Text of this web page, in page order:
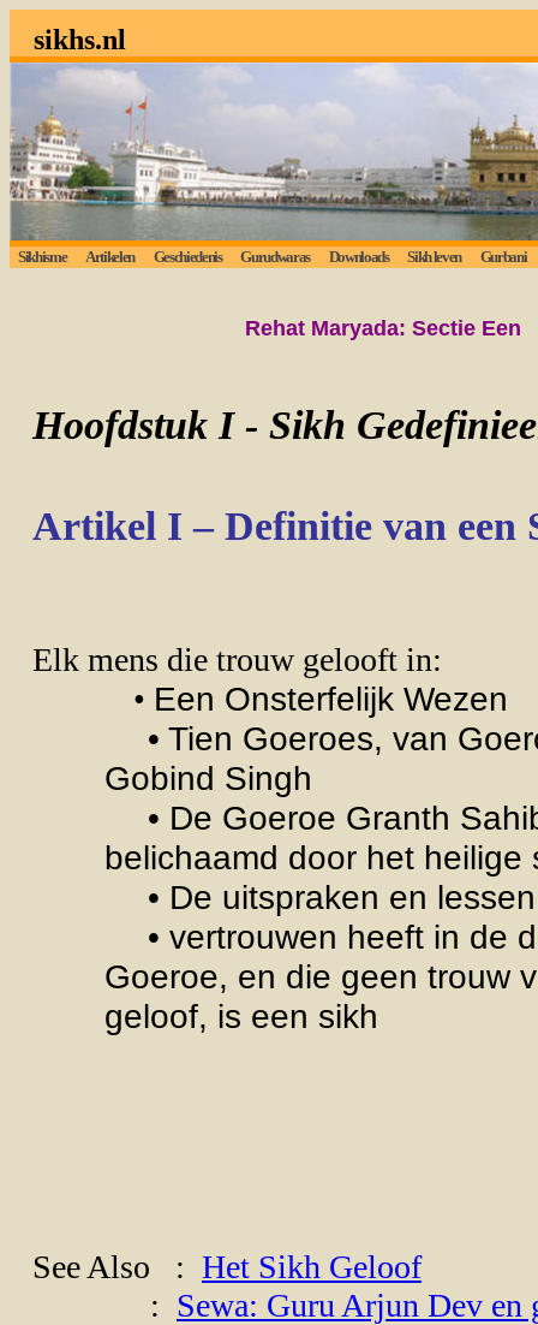
sikhs.nl
Sikhisme Artikelen Geschiedenis Gurudwaras Downloads Sikh leven Gurbani
Rehat Maryada: Sectie Een
Hoofdstuk I - Sikh
Artikel I – Definitie van een
Elk mens die trouw gelooft in:
• Een Onsterfelijk Wezen
• Tien Goeroes, van
Gobind Singh
• De Goeroe Granth Sahib
belichaamd door het heilige
• De uitspraken en lessen
• vertrouwen heeft in de
Goeroe, en die geen trouw
geloof, is een sikh
See Also : Het Sikh Geloof
: Sewa: Guru Arjun Dev en